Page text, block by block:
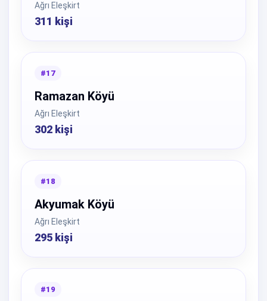
Ağrı Eleşkirt
311 kişi
#17
Ramazan Köyü
Ağrı Eleşkirt
302 kişi
#18
Akyumak Köyü
Ağrı Eleşkirt
295 kişi
#19